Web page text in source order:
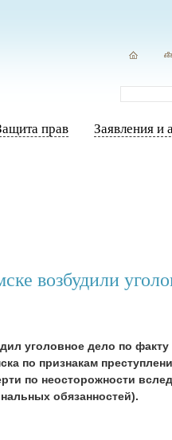
прав Заявления и
возбудили
уголовное дело по факту
по признакам
по неосторожности
обязанностей).